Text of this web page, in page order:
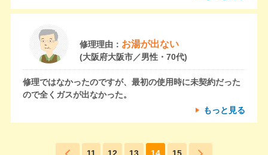
修理理由： お湯が出ない
(大阪府大阪市／男性・70代)
修理ではなかったのですが、最初の使用時に未契約だった
ので全くガスが出なかった。
もっと見る